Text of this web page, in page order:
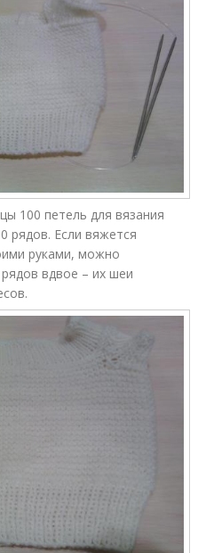
100 петель для вязания
рядов. Если вяжется
руками, можно
вдвое – их шеи